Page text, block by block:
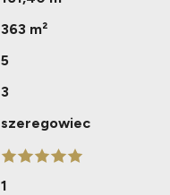
363 m²
5
3
szeregowiec
1